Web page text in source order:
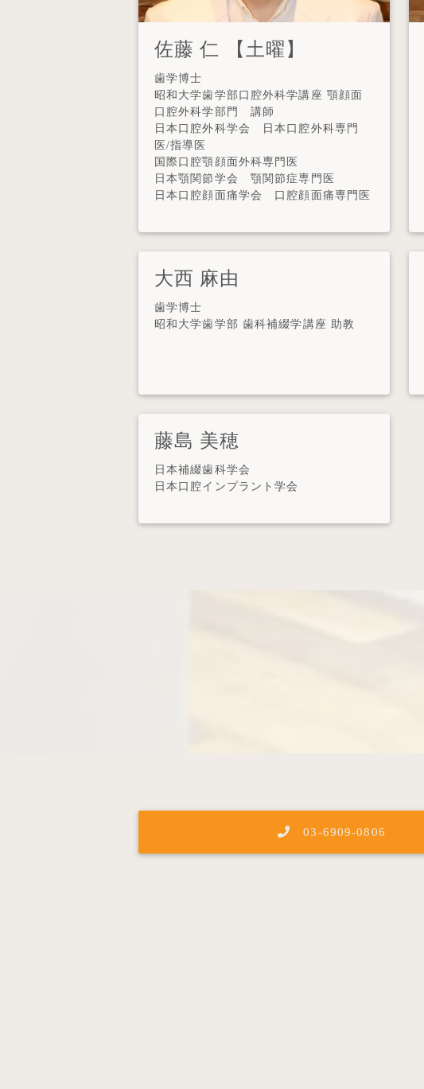
佐藤 仁 【土曜】
歯学博士
昭和大学歯学部口腔外科学講座 顎顔面
口腔外科学部門 講師
日本口腔外科学会 日本口腔外科専門
医/指導医
国際口腔顎顔面外科専門医
日本顎関節学会 顎関節症専門医
日本口腔顔面痛学会 口腔顔面痛専門医
大西 麻由
歯学博士
昭和大学歯学部 歯科補綴学講座 助教
藤島 美穂
日本補綴歯科学会
日本口腔インプラント学会
03-6909-0806